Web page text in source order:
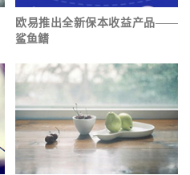
欧易推出全新保本收益产品——
鲨鱼鳍